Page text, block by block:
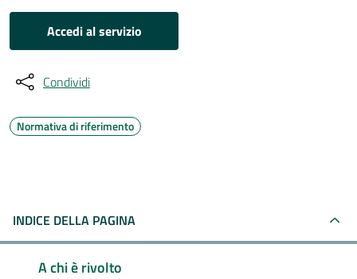
Accedi al servizio
Condividi
Normativa di riferimento
INDICE DELLA PAGINA
A chi è rivolto